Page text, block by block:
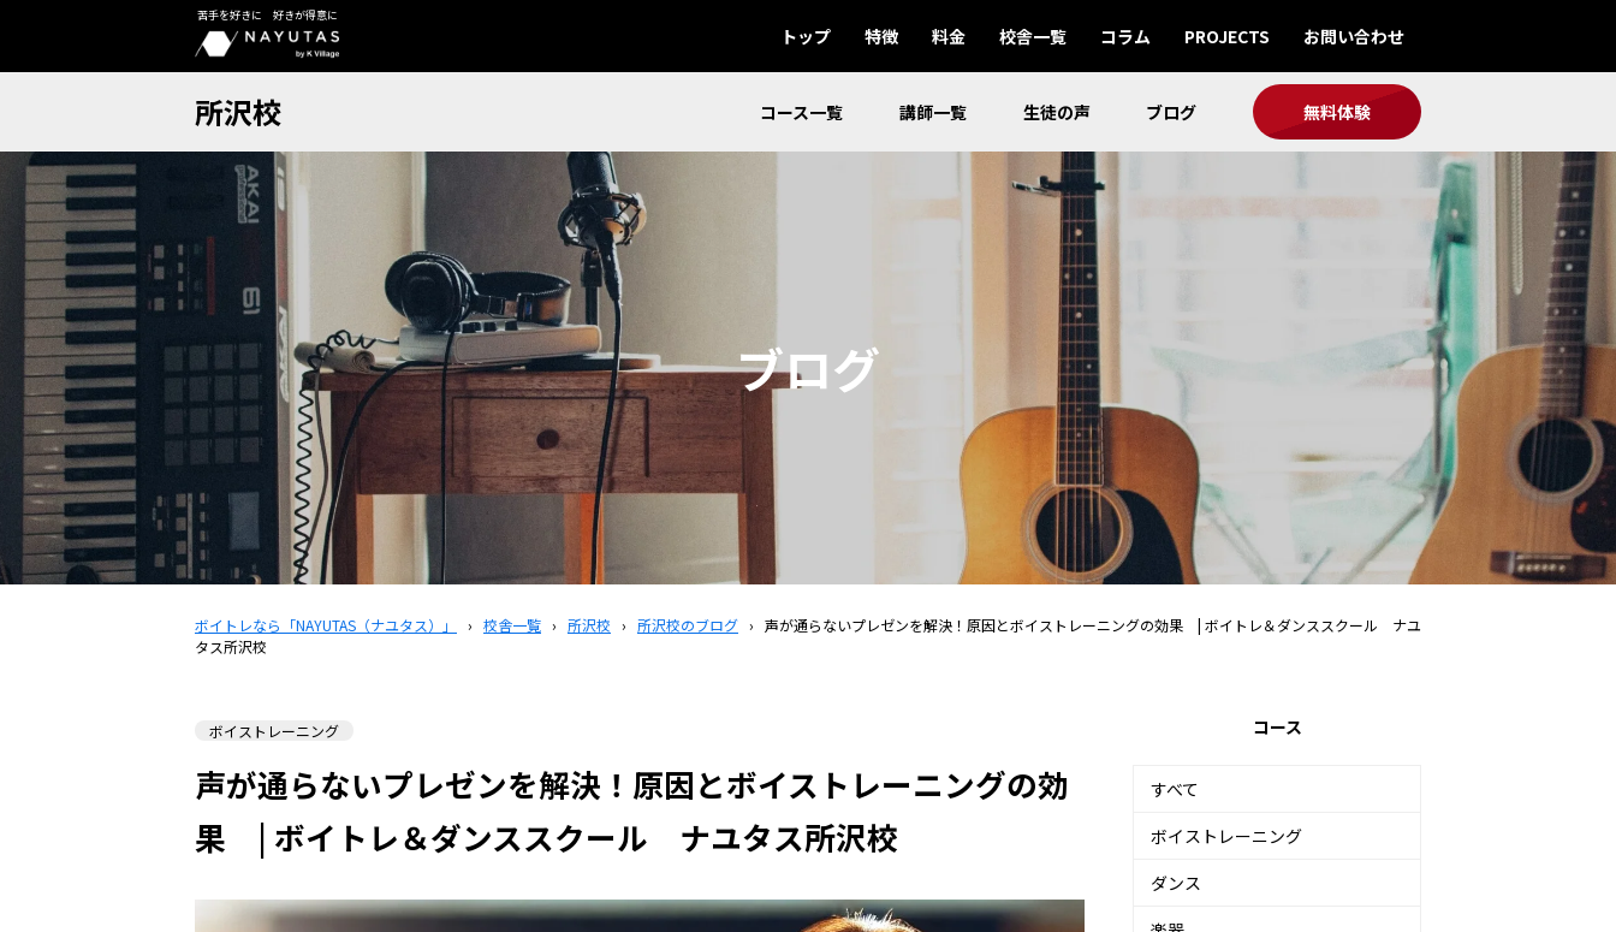
苦手を好きに 好きが得意に
トップ 特徴 料金 校舎一覧 コラム PROJECTS お問い合わせ
所沢校 コース一覧 講師一覧 生徒の声 ブログ 無料体験
ブログ
ボイトレなら「NAYUTAS（ナユタス）」 › 校舎一覧 › 所沢校 › 所沢校のブログ › 声が通らないプレゼンを解決！原因とボイストレーニングの効果 | ボイトレ＆ダンススクール ナユ
タス所沢校
ボイストレーニング
声が通らないプレゼンを解決！原因とボイストレーニングの効
果 | ボイトレ＆ダンススクール ナユタス所沢校
コース
すべて
ボイストレーニング
ダンス